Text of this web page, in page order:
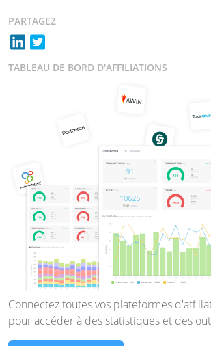
PARTAGEZ
TABLEAU DE BORD D'AFFILIATIONS
Connectez toutes vos plateformes
pour accéder à des statistiques et des